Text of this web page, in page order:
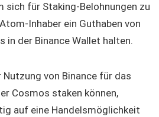
sich für Staking-Belohnungen zu
Inhaber ein Guthaben von
in der Binance Wallet halten.
von Binance für das
Cosmos staken können,
auf eine Handelsmöglichkeit